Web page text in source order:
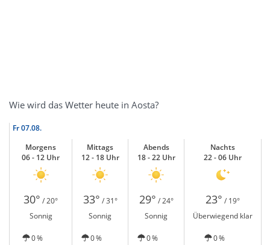
Wie wird das Wetter heute in Aosta?
Fr07.08.
Morgens
06 - 12 Uhr
Mittags
12 - 18 Uhr
Abends
18 - 22 Uhr
Nachts
22 - 06 Uhr
30° / 20° 33° / 31° 29° / 24° 23° / 19°
Sonnig
Sonnig Sonnig Überwiegend klar
0 % 0 % 0 % 0 %